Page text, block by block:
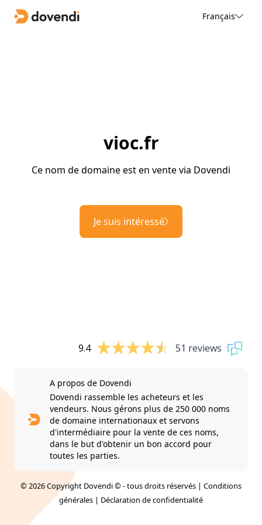
Français
vioc.fr
Ce nom de domaine est en vente via Dovendi
Je suis intéressé
9.4 51 reviews
A propos de Dovendi
Dovendi rassemble les acheteurs et les
vendeurs. Nous gérons plus de 250 000 noms
de domaine internationaux et servons
d'intermédiaire pour la vente de ces noms,
dans le but d'obtenir un bon accord pour
toutes les parties.
© 2026 Copyright Dovendi © - tous droits réservés | Conditions
générales | Déclaration de confidentialité